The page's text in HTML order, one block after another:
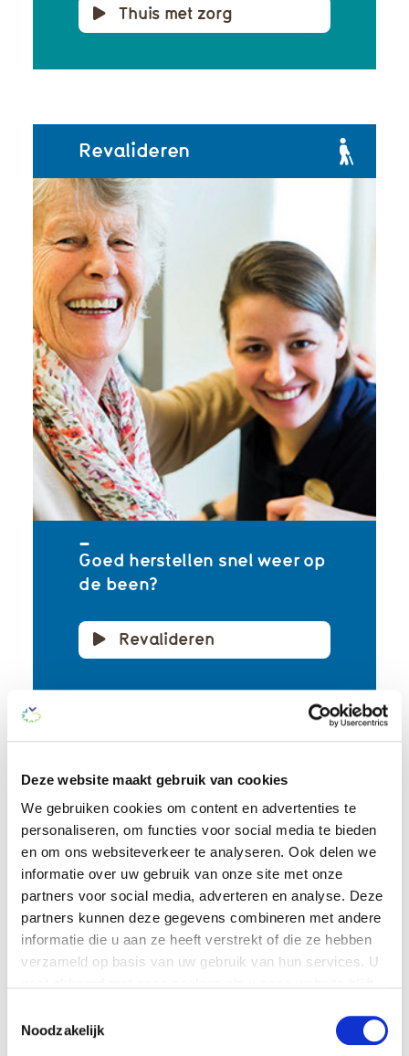
Deze website maakt gebruik van cookies
We gebruiken cookies om content en advertenties te
personaliseren, om functies voor social media te bieden
en om ons websiteverkeer te analyseren. Ook delen we
informatie over uw gebruik van onze site met onze
partners voor social media, adverteren en analyse. Deze
partners kunnen deze gegevens combineren met andere
informatie die u aan ze heeft verstrekt of die ze hebben
verzameld op basis van uw gebruik van hun services. U
Je kunt op elk moment je cookie-instellingen aanpassen
Noodzakelijk
Thuis met zorg
Revalideren
Goed herstellen snel weer op
de been?
Revalideren
Wonen bij Vivium